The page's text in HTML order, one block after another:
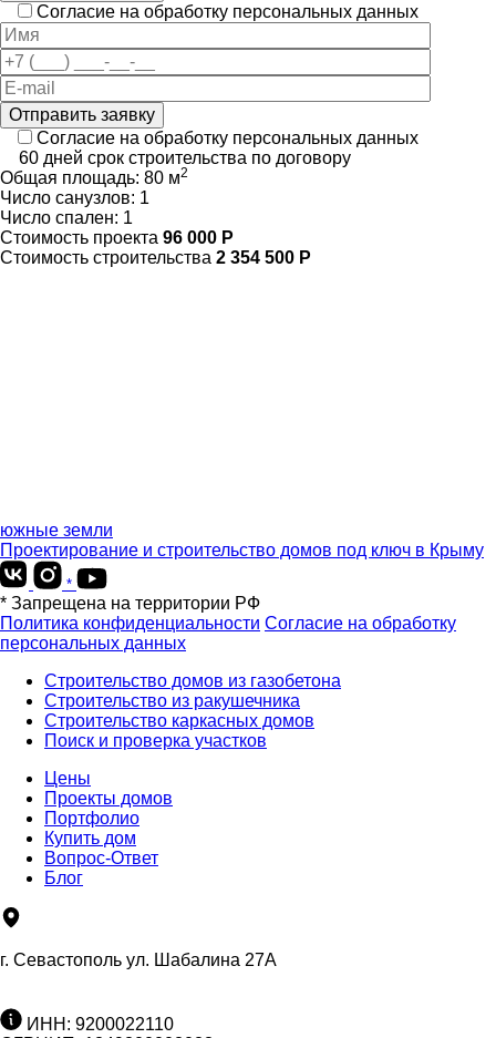
Согласие на обработку персональных данных
Отправить заявку
Согласие на обработку персональных данных
60 дней срок строительства по договору
Общая площадь: 80 м2
Число санузлов: 1
Число спален: 1
Стоимость проекта 96 000 Р
Стоимость строительства 2 354 500 Р
южные земли
Проектирование и строительство домов под ключ в Крыму
*
* Запрещена на территории РФ
Политика конфиденциальности Согласие на обработку
персональных данных
Строительство домов из газобетона
Строительство из ракушечника
Строительство каркасных домов
Поиск и проверка участков
Цены
Проекты домов
Портфолио
Купить дом
Вопрос-Ответ
Блог
г. Севастополь ул. Шабалина 27А
ИНН: 9200022110